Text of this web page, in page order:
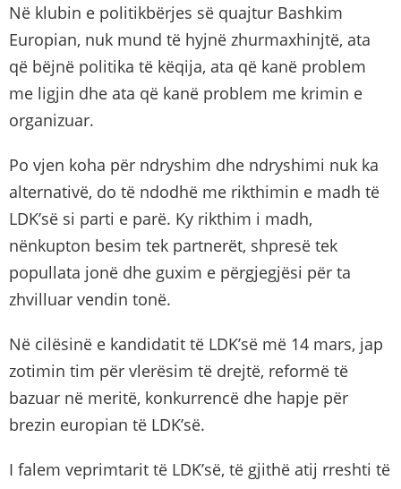
Në klubin e politikbërjes së quajtur Bashkim
Europian, nuk mund të hyjnë zhurmaxhinjtë, ata
që bëjnë politika të këqija, ata që kanë problem
me ligjin dhe ata që kanë problem me krimin e
organizuar.
Po vjen koha për ndryshim dhe ndryshimi nuk ka
alternativë, do të ndodhë me rikthimin e madh të
LDK’së si parti e parë. Ky rikthim i madh,
nënkupton besim tek partnerët, shpresë tek
popullata jonë dhe guxim e përgjegjësi për ta
zhvilluar vendin tonë.
Në cilësinë e kandidatit të LDK’së më 14 mars, jap
zotimin tim për vlerësim të drejtë, reformë të
bazuar në meritë, konkurrencë dhe hapje për
brezin europian të LDK’së.
I falem veprimtarit të LDK’së, të gjithë atij rreshti të